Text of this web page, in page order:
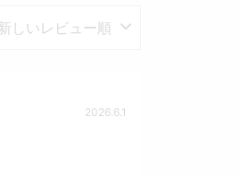
2026.6.1